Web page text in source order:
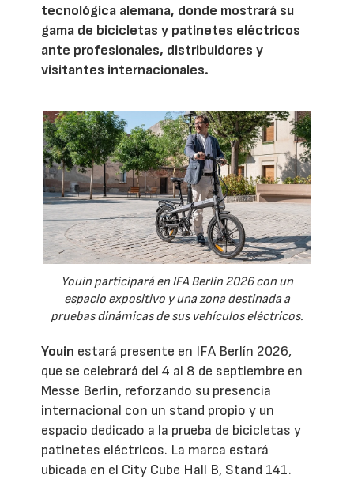
tecnológica alemana, donde mostrará su
gama de bicicletas y patinetes eléctricos
ante profesionales, distribuidores y
visitantes internacionales.
Youin participará en IFA Berlín 2026 con un
espacio expositivo y una zona destinada a
pruebas dinámicas de sus vehículos eléctricos.
Youin estará presente en IFA Berlín 2026,
que se celebrará del 4 al 8 de septiembre en
Messe Berlin, reforzando su presencia
internacional con un stand propio y un
espacio dedicado a la prueba de bicicletas y
patinetes eléctricos. La marca estará
ubicada en el City Cube Hall B, Stand 141.